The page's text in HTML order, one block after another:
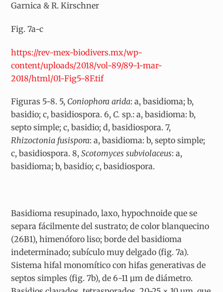
Garnica & R. Kirschner
Fig. 7a-c
https://rev-mex-biodivers.mx/wp-
content/uploads/2018/vol-89/89-1-mar-
2018/html/01-Fig5-8F.tif
Figuras 5-8. 5, Coniophora arida: a, basidioma; b,
basidio; c, basidiospora. 6, C.sp.: a, basidioma: b,
septo simple; c, basidio; d, basidiospora. 7,
Rhizoctonia fusispora: a, basidioma: b, septo simple;
c, basidiospora. 8,Scotomyces subviolaceus: a,
basidioma; b, basidio; c, basidiospora.
Basidioma resupinado, laxo, hypochnoide que se
separa fácilmente del sustrato; de color blanquecino
(26B1), himenóforo liso; borde del basidioma
indeterminado; subículo muy delgado (fig. 7a).
Sistema hifal monomítico con hifas generativas de
septos simples (fig. 7b), de 6-11 µm de diámetro.